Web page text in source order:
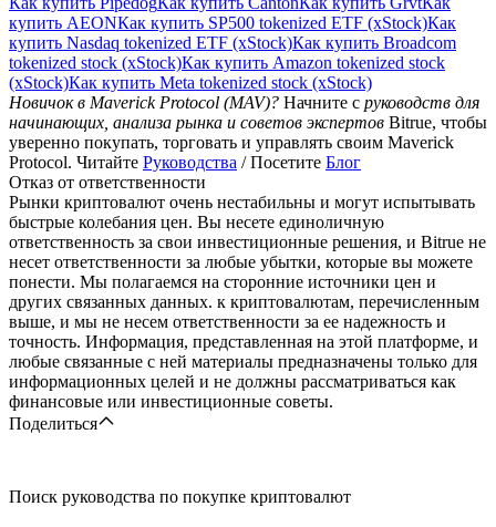
купить AEONКак купить SP500 tokenized ETF (xStock)Как
купить Nasdaq tokenized ETF (xStock)Как купить Broadcom
tokenized stock (xStock)Как купить Amazon tokenized stock
(xStock)Как купить Meta tokenized stock (xStock)
Новичок в Maverick Protocol (MAV)? Начните с руководств для
начинающих, анализа рынка и советов экспертов Bitrue, чтобы
уверенно покупать, торговать и управлять своим Maverick
Protocol. Читайте Руководства / Посетите Блог
Отказ от ответственности
Рынки криптовалют очень нестабильны и могут испытывать
быстрые колебания цен. Вы несете единоличную
ответственность за свои инвестиционные решения, и Bitrue не
несет ответственности за любые убытки, которые вы можете
понести. Мы полагаемся на сторонние источники цен и
других связанных данных. к криптовалютам, перечисленным
выше, и мы не несем ответственности за ее надежность и
точность. Информация, представленная на этой платформе, и
любые связанные с ней материалы предназначены только для
информационных целей и не должны рассматриваться как
финансовые или инвестиционные советы.
Поделиться
Поиск руководства по покупке криптовалют